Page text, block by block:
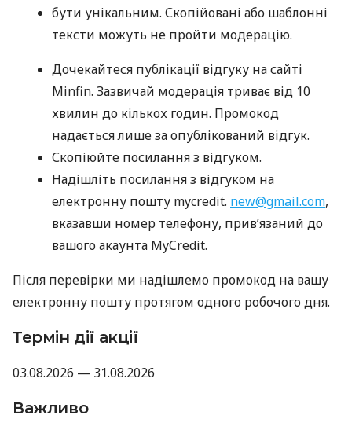
бути унікальним. Скопійовані або шаблонні
тексти можуть не пройти модерацію.
Дочекайтеся публікації відгуку на сайті
Minfin. Зазвичай модерація триває від 10
хвилин до кількох годин. Промокод
надається лише за опублікований відгук.
Скопіюйте посилання з відгуком.
Надішліть посилання з відгуком на
електронну пошту mycredit. new@gmail.com,
вказавши номер телефону, прив’язаний до
вашого акаунта MyCredit.
Після перевірки ми надішлемо промокод на вашу
електронну пошту протягом одного робочого дня.
Термін дії акції
03.08.2026 — 31.08.2026
Важливо